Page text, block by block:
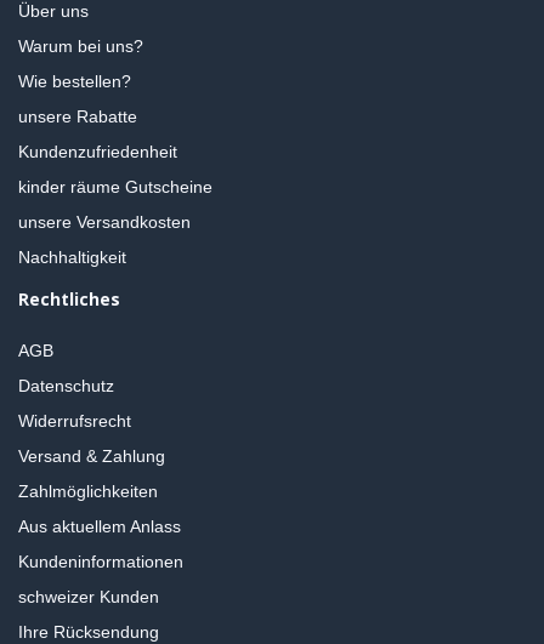
Über uns
Warum bei uns?
Wie bestellen?
unsere Rabatte
Kundenzufriedenheit
kinder räume Gutscheine
unsere Versandkosten
Nachhaltigkeit
Rechtliches
AGB
Datenschutz
Widerrufsrecht
Versand & Zahlung
Zahlmöglichkeiten
Aus aktuellem Anlass
Kundeninformationen
schweizer Kunden
Ihre Rücksendung